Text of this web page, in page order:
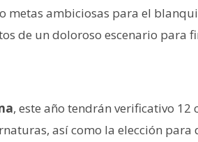
metas ambiciosas para el
de un doloroso escenario para
, este año tendrán verificativo 12
así como la elección para